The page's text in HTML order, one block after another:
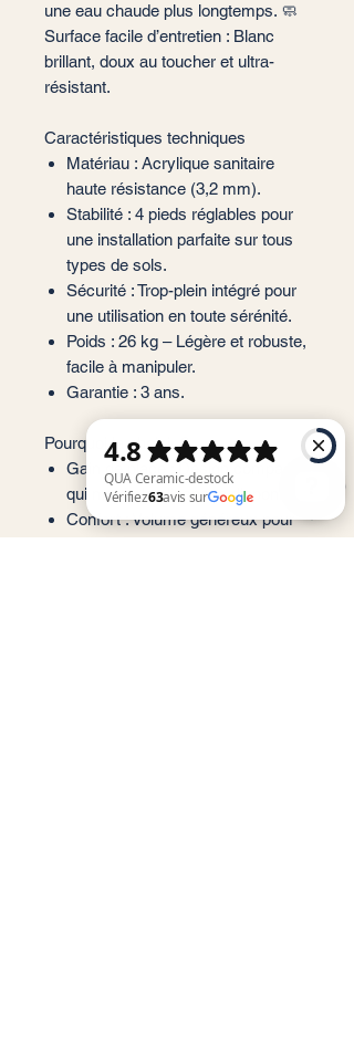
une eau chaude plus longtemps. 🧼
Surface facile d’entretien : Blanc
brillant, doux au toucher et ultra-
résistant.
Caractéristiques techniques
Matériau : Acrylique sanitaire
haute résistance (3,2 mm).
Stabilité : 4 pieds réglables pour
une installation parfaite sur tous
types de sols.
Sécurité : Trop-plein intégré pour
une utilisation en toute sérénité.
Poids : 26 kg – Légère et robuste,
facile à manipuler.
Garantie : 3 ans.
Pourquoi la choisir ?
Gain de place : Design compact
qui maximise l’espace disponible.
Confort : Volume généreux pour